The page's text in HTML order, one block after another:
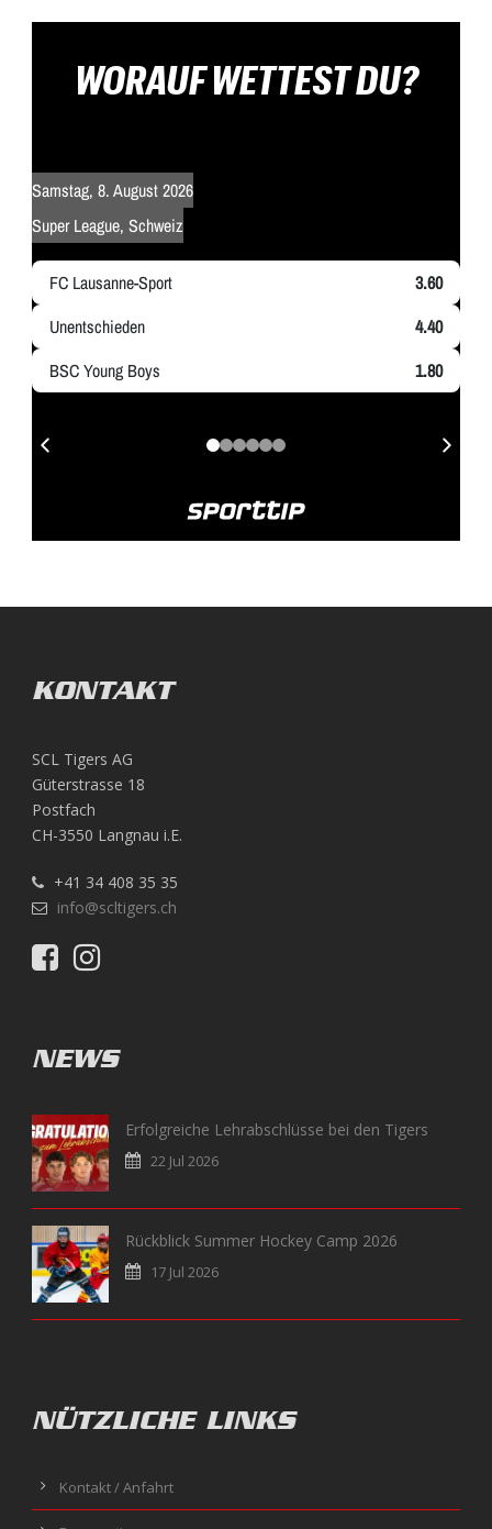
KONTAKT
SCL Tigers AG
Güterstrasse 18
Postfach
CH-3550 Langnau i.E.
+41 34 408 35 35
info@scltigers.ch
NEWS
Erfolgreiche Lehrabschlüsse bei den Tigers
22 Jul 2026
Rückblick Summer Hockey Camp 2026
17 Jul 2026
NÜTZLICHE LINKS
Kontakt / Anfahrt